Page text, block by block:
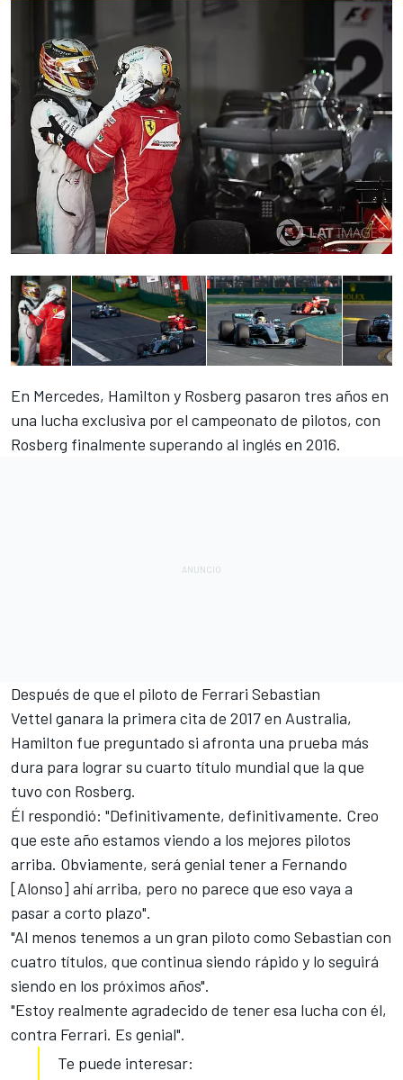
En Mercedes, Hamilton y Rosberg pasaron tres años en
una lucha exclusiva por el campeonato de pilotos, con
Rosberg finalmente superando al inglés en 2016.
Después de que el piloto de Ferrari Sebastian
Vettel ganara la primera cita de 2017 en Australia,
Hamilton fue preguntado si afronta una prueba más
dura para lograr su cuarto título mundial que la que
tuvo con Rosberg.
Él respondió: "Definitivamente, definitivamente. Creo
que este año estamos viendo a los mejores pilotos
arriba. Obviamente, será genial tener a Fernando
[Alonso] ahí arriba, pero no parece que eso vaya a
pasar a corto plazo".
"Al menos tenemos a un gran piloto como Sebastian con
cuatro títulos, que continua siendo rápido y lo seguirá
siendo en los próximos años".
"Estoy realmente agradecido de tener esa lucha con él,
contra Ferrari. Es genial".
Te puede interesar: